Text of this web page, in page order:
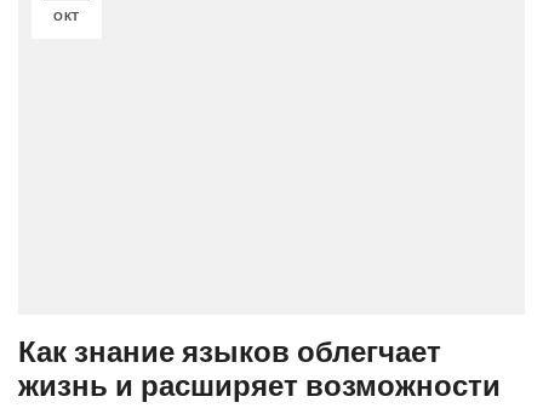
ОКТ
Как знание языков облегчает
жизнь и расширяет возможности